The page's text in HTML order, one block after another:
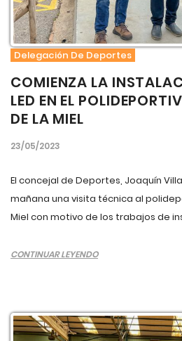
Delegación De Deportes
COMIENZA LA
LED EN EL
DE LA MIEL
23/05/2023
El concejal de Deportes, Joaquín
mañana una visita técnica al
Miel con motivo de los trabajos de
CONTINUAR LEYENDO